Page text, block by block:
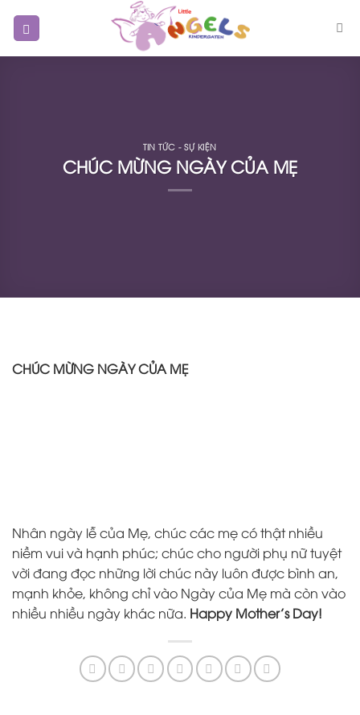
TIN TỨC - SỰ KIỆN
CHÚC MỪNG NGÀY CỦA MẸ
CHÚC MỪNG NGÀY CỦA MẸ
Nhân ngày lễ của Mẹ, chúc các mẹ có thật nhiều
niềm vui và hạnh phúc; chúc cho người phụ nữ tuyệt
vời đang đọc những lời chúc này luôn được bình an,
mạnh khỏe, không chỉ vào Ngày của Mẹ mà còn vào
nhiều nhiều ngày khác nữa. Happy Mother’s Day!